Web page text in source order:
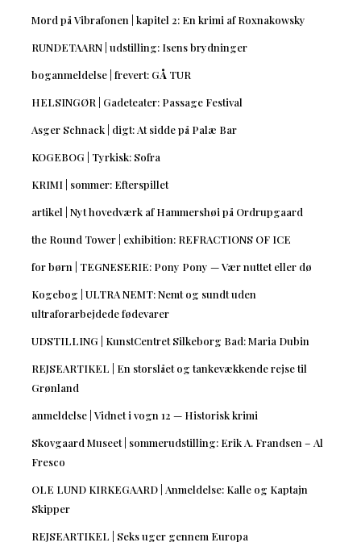
Mord på Vibrafonen | kapitel 2: En krimi af Roxnakowsky
RUNDETAARN | udstilling: Isens brydninger
boganmeldelse | frevert: GÅ TUR
HELSINGØR | Gadeteater: Passage Festival
Asger Schnack | digt: At sidde på Palæ Bar
KOGEBOG | Tyrkisk: Sofra
KRIMI | sommer: Efterspillet
artikel | Nyt hovedværk af Hammershøi på Ordrupgaard
the Round Tower | exhibition: REFRACTIONS OF ICE
for børn | TEGNESERIE: Pony Pony — Vær nuttet eller dø
Kogebog | ULTRA NEMT: Nemt og sundt uden
ultraforarbejdede fødevarer
UDSTILLING | KunstCentret Silkeborg Bad: Maria Dubin
REJSEARTIKEL | En storslået og tankevækkende rejse til
Grønland
anmeldelse | Vidnet i vogn 12 — Historisk krimi
Skovgaard Museet | sommerudstilling: Erik A. Frandsen – Al
Fresco
OLE LUND KIRKEGAARD | Anmeldelse: Kalle og Kaptajn
Skipper
REJSEARTIKEL | Seks uger gennem Europa